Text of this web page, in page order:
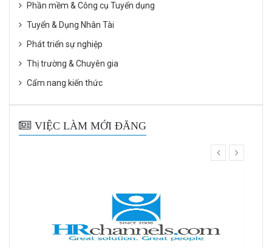
Phần mềm & Công cụ Tuyển dụng
Tuyển & Dụng Nhân Tài
Phát triển sự nghiệp
Thị trường & Chuyên gia
Cẩm nang kiến thức
VIỆC LÀM MỚI ĐĂNG
prev